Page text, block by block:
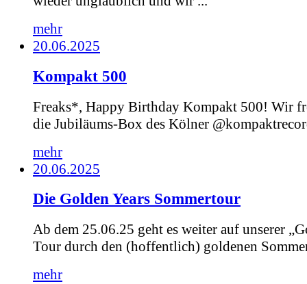
mehr
20.06.2025
Kompakt 500
Freaks*, Happy Birthday Kompakt 500! Wir
die Jubiläums-Box des Kölner
mehr
20.06.2025
Die Golden Years Sommertour
Ab dem 25.06.25 geht es weiter auf unserer
Tour durch den (hoffentlich) goldenen
mehr